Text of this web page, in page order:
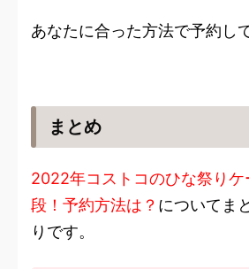
あなたに合った方法で予約し
まとめ
2022年コストコのひな祭りケ
段！予約方法は？ についてま
りです。